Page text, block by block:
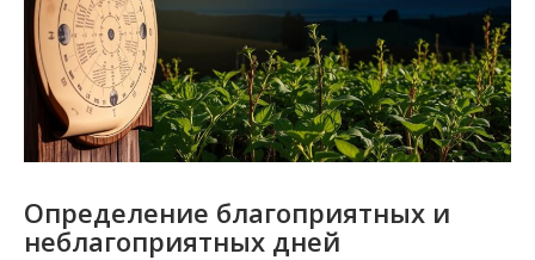
Определение благоприятных и
неблагоприятных дней